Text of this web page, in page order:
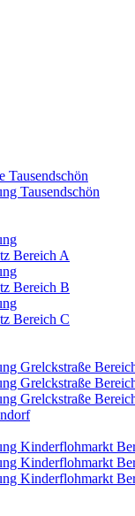
Tausendschön
Tausendschön
Bereich A
Bereich B
Bereich C
Grelckstraße
Grelckstraße
Grelckstraße
Kinderflohmarkt
Kinderflohmarkt
Kinderflohmarkt